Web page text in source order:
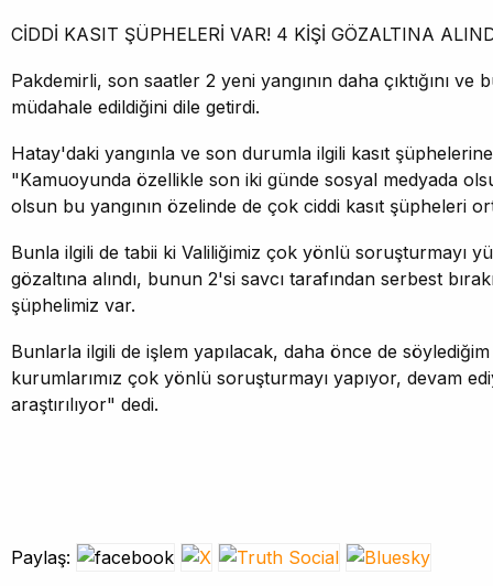
CİDDİ KASIT ŞÜPHELERİ VAR! 4 KİŞİ GÖZALTINA
Pakdemirli, son saatler 2 yeni yangının daha çıktığını ve
müdahale edildiğini dile getirdi.
Hatay'daki yangınla ve son durumla ilgili kasıt
"Kamuoyunda özellikle son iki günde sosyal medyada
olsun bu yangının özelinde de çok ciddi kasıt şüpheleri
Bunla ilgili de tabii ki Valiliğimiz çok yönlü soruşturmayı
gözaltına alındı, bunun 2'si savcı tarafından serbest
şüphelimiz var.
Bunlarla ilgili de işlem yapılacak, daha önce de
kurumlarımız çok yönlü soruşturmayı yapıyor, devam
araştırılıyor" dedi.
Paylaş: